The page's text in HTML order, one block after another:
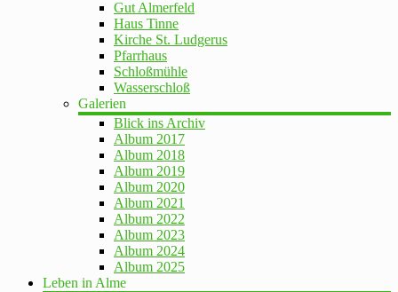
Gut Almerfeld
Haus Tinne
Kirche St. Ludgerus
Pfarrhaus
Schloßmühle
Wasserschloß
Galerien
Blick ins Archiv
Album 2017
Album 2018
Album 2019
Album 2020
Album 2021
Album 2022
Album 2023
Album 2024
Album 2025
Leben in Alme